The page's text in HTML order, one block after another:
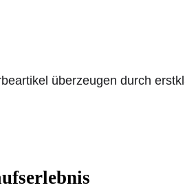
überzeugen durch